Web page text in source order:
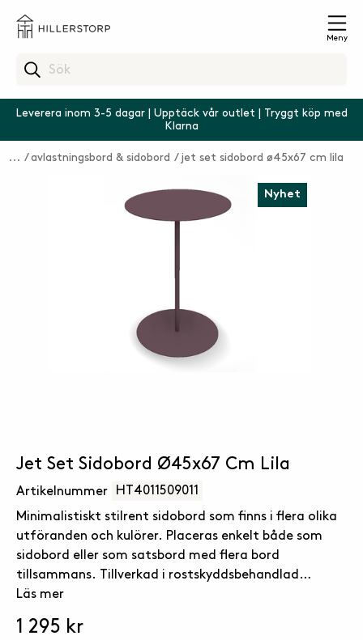
Meny
Leverera inom 3-5 dagar | Upptäck vår outlet | Tryggt köp med
Klarna
avlastningsbord & sidobord jet set sidobord ø45x67 cm lila
Nyhet
Jet Set Sidobord Ø45x67 Cm Lila
Artikelnummer HT4011509011
Minimalistiskt stilrent sidobord som finns i flera olika
utföranden och kulörer. Placeras enkelt både som
sidobord eller som satsbord med flera bord
tillsammans. Tillverkad i rostskyddsbehandlad
pulverlackerat järn. Bordet har ställbara fötter så
anpassa möbeln efter ojämna ytor.
Läs mer
1 295 kr